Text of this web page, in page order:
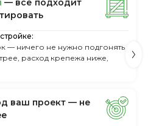
— ничего не нужно подгонять
расход крепежа ниже,
вaш пpoeкт — нe